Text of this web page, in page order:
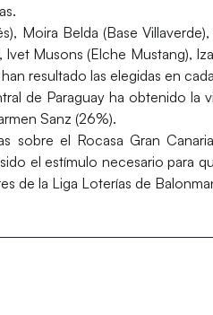
Moira Belda (Base
Ivet Musons (Elche Mustang),
resultado las elegidas en
de Paraguay ha obtenido
Sanz (26%).
sobre el Rocasa Gran
el estímulo necesario para
de la Liga Loterías de